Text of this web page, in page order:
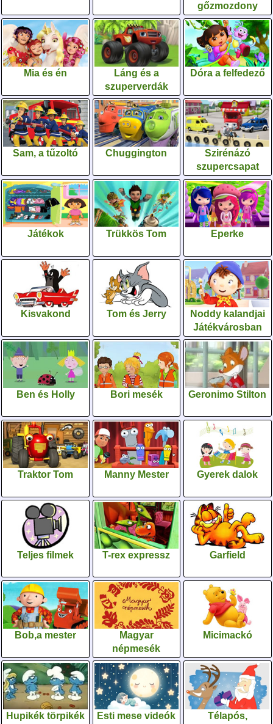
gőzmozdony
Mia és én
Láng és a
szuperverdák
Dóra a felfedező
Sam, a tűzoltó Chuggington
Szirénázó
szupercsapat
Játékok Trükkös Tom Eperke
Kisvakond Tom és Jerry
Noddy kalandjai
Játékvárosban
Ben és Holly Bori mesék Geronimo Stilton
Traktor Tom Manny Mester Gyerek dalok
Teljes filmek T-rex expressz Garfield
Bob,a mester
Magyar
népmesék
Micimackó
Hupikék törpikék Esti mese videók
Télapós,